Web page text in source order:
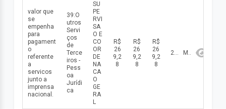
valor que
se
empenha
para
pagament
o
referente
a
servicos
junto a
imprensa
nacional.
39:O
utros
Servi
ços
de
Terce
iros -
Pess
oa
Jurídi
ca
SU
PE
RVI
SA
O E
CO
OR
DE
NA
CA
O
GE
RA
L
R$
26
9,2
8
R$
26
9,2
8
R$
26
9,2
8
2026 Maio